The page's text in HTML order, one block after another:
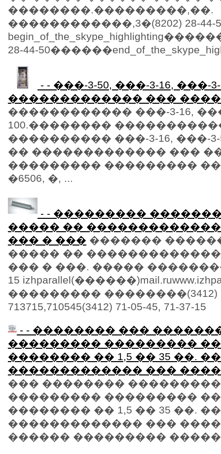
��������.���������,��.
������������,3�(8202) 28-44-
28-44-
- - ���-3-50, ���-3-16, ���-
������������� ���
������������ ���-3-16,
100.��������
���������� ���-3-16, ���-3-
�� ������������� ���
��������� ���������
�6506, �, ...
- - ��������� �������
����� �� �������������.
��� � ��� �������
����� �� �������������
��� � ���. �����
15
��������� ��������(3412)
713715,710545(3412) 71-05-45, 71-37-15
- - �������� ���
��������� ���������
�������� �� 1,5 �� 35 ��. ��
������������� ���
��� ��������
��������� ���������
�������� �� 1,5 �� 35 ��. ��
������������� ���
������ ���������